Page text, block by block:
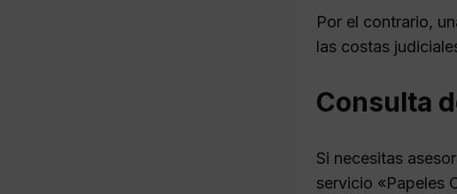
Por el contrario,
las costas
Consulta
Si necesitas
servicio «Papeles